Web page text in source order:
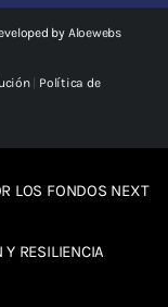
by Aloewebs
| Política de
LOS FONDOS NEXT
RESILIENCIA